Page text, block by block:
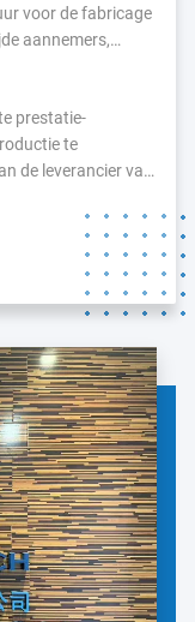
voor de fabricage
aannemers,
leveren van
de verwerking
wordt
prestatie-
te
de leverancier van
feedback van
en
middel van